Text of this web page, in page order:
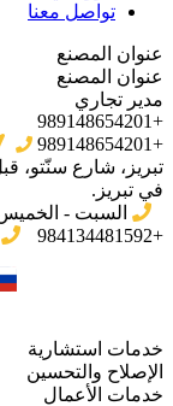
تواصل معنا
عنوان المصنع
عنوان المصنع
مدير تجاري
+989148654201
+989148654201
تبریز، شارع سنّتو،
في تبریز.
السبت - الخميس 09:00 -
+984134481592
خدمات استشارية
الإصلاح والتحسين
خدمات الأعمال